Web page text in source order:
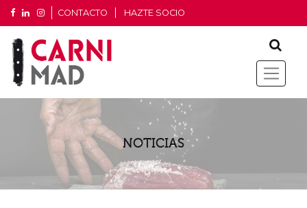
CONTACTO HAZTE SOCIO
NOTICIAS